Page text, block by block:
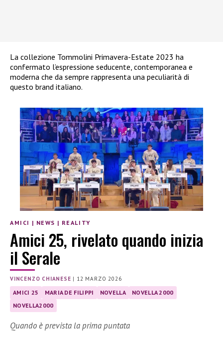
La collezione Tommolini Primavera-Estate 2023 ha
confermato l’espressione seducente, contemporanea e
moderna che da sempre rappresenta una peculiarità di
questo brand italiano.
AMICI | NEWS | REALITY
Amici 25, rivelato quando inizia
il Serale
VINCENZO CHIANESE | 12 MARZO 2026
AMICI 25 MARIA DE FILIPPI NOVELLA
NOVELLA 2000
NOVELLA2000
Quando è prevista la prima puntata